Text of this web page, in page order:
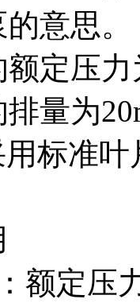
意思。
定压力
量为
标准
额定压